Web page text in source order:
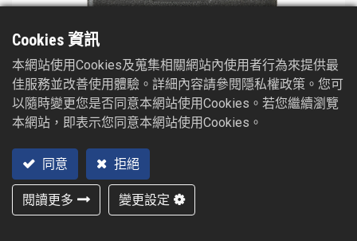
Cookies 資訊
本網站使用Cookies及蒐集相關網站內使用者行為來提供最
佳服務並改善使用體驗。詳細內容請參閱隱私權政策。您可
以隨時變更您是否同意本網站使用Cookies。若您繼續瀏覽
本網站，即表示您同意本網站使用Cookies。
同意 拒絕
閱讀更多 變更設定